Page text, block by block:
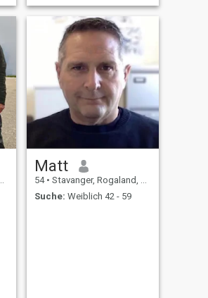
Matt
54 • Stavanger, Rogaland, Norwegen
Suche: Weiblich 42 - 59